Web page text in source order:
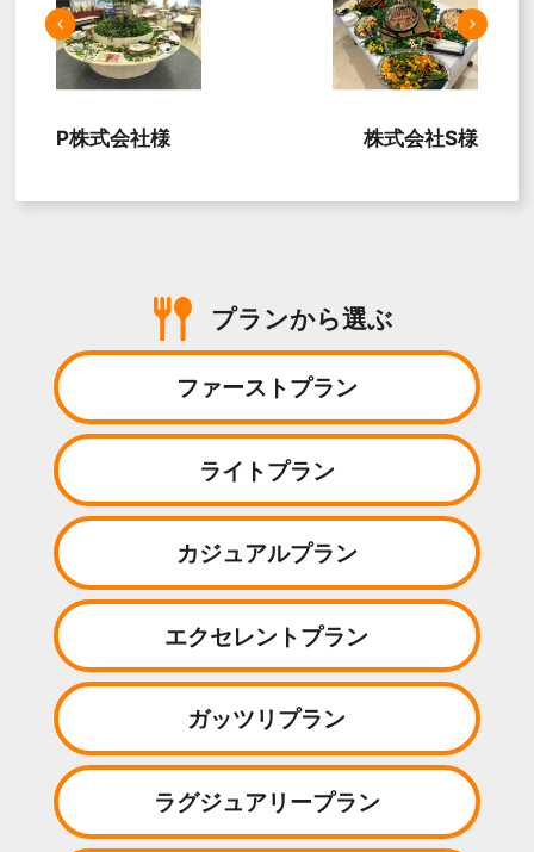
P株式会社様 株式会社S様
プランから選ぶ
ファーストプラン
ライトプラン
カジュアルプラン
エクセレントプラン
ガッツリプラン
ラグジュアリープラン